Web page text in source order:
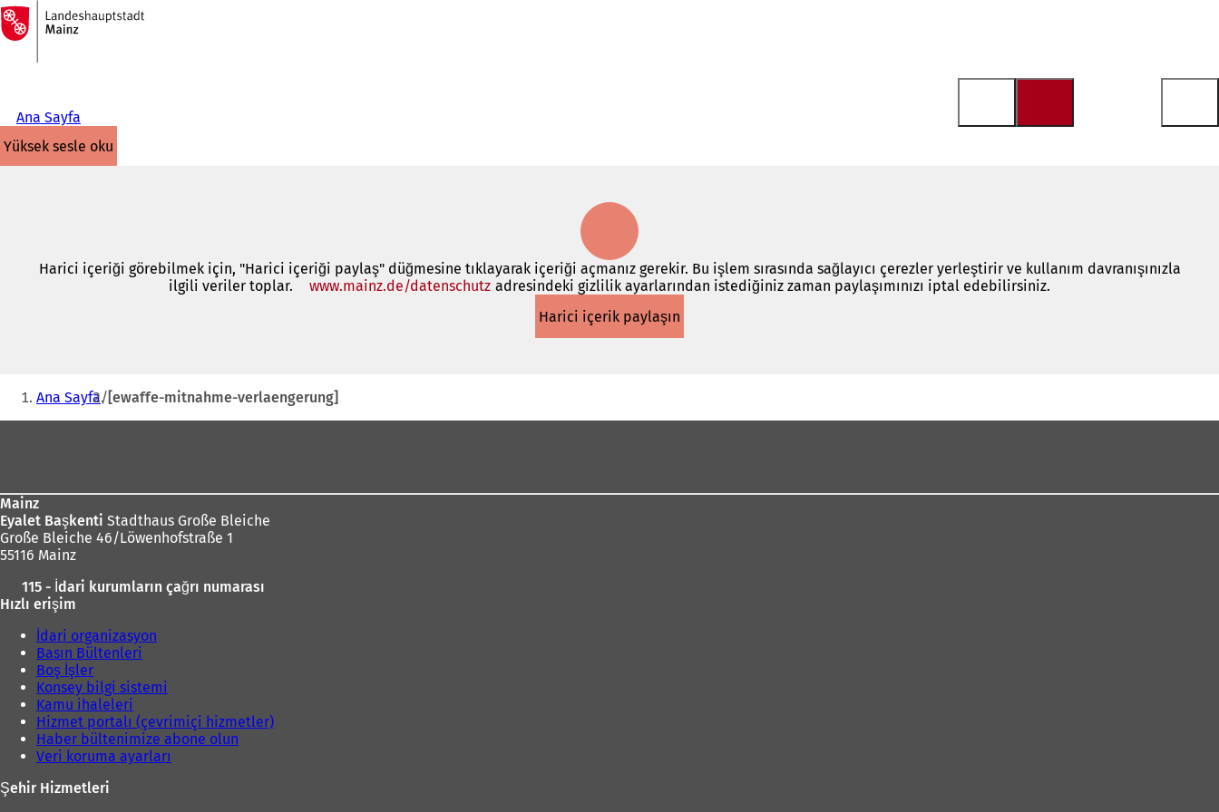
İçeriğe atla
Ana
sayfaya
Ana Sayfa
yüksek sesle oku
Harici içeriği görebilmek için, "Harici içeriği paylaş" düğmesine tıklayarak içeriği açmanız gerekir. Bu işlem sırasında sağlayıcı çerezler yerleştirir ve kullanım davranışınızla
ilgili veriler toplar.
www.mainz.de/datenschutz(Yeni
sekmede
adresindeki gizlilik ayarlarından istediğiniz zaman paylaşımınızı iptal edebilirsiniz.
Harici içerik paylaşın
Buradasınız:
Ana Sayfa [ewaffe-mitnahme-verlaengerung]
Mainz
Eyalet Başkenti Stadthaus Große Bleiche
Große Bleiche 46/Löwenhofstraße 1
55116 Mainz
115 - İdari kurumların çağrı numarası
Hızlı erişim
İdari organizasyon
Basın Bültenleri
Boş İşler
Konsey bilgi sistemi
Kamu ihaleleri
Hizmet portalı (çevrimiçi hizmetler)
Haber bültenimize abone olun
Veri koruma ayarları
Şehir Hizmetleri